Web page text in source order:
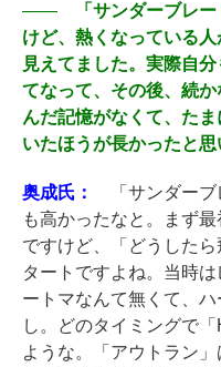
――「サンダーブレー
けど、熱くなっている
見えてました。実際自
てなって、その後、続
んだ記憶がなくて、た
いたほうが長かったと思
奥成氏：
「サンダーブ
も高かったなと。まず
ですけど、「どうした
タートですよね。当時
ートマなんて無くて、
し。どのタイミングで
ような。「アウトラン